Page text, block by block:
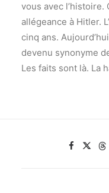
vous avec
allégeance à Hitler.
cinq ans.
devenu synonyme
Les faits sont là. La